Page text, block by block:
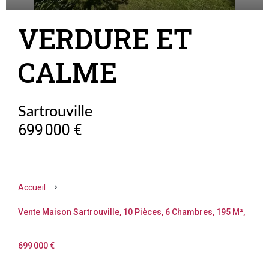
VERDURE ET
CALME
Sartrouville
699 000 €
Accueil
Vente Maison Sartrouville, 10 Pièces, 6 Chambres, 195 M²,
699 000 €